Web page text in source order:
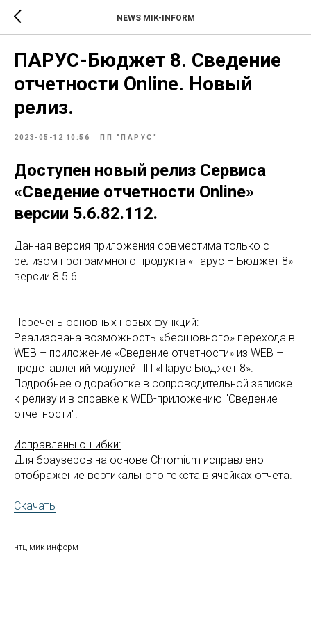
NEWS MIK-INFORM
ПАРУС-Бюджет 8. Сведение
отчетности Online. Новый
релиз.
2023-05-12 10:56 ПП "ПАРУС"
Доступен новый релиз Сервиса
«Сведение отчетности Online»
версии 5.6.82.112.
Данная версия приложения совместима только с
релизом программного продукта «Парус – Бюджет 8»
версии 8.5.6.
Перечень основных новых функций:
Реализована возможность «бесшовного» перехода в
WEB – приложение «Сведение отчетности» из WEB –
представлений модулей ПП «Парус Бюджет 8».
Подробнее о доработке в сопроводительной записке
к релизу и в справке к WEB-приложению "Сведение
отчетности".
Исправлены ошибки:
Для браузеров на основе Chromium исправлено
отображение вертикального текста в ячейках отчета.
Скачать
нтц мик-информ